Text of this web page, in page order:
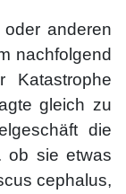
anderen
nachfolgend
Katastrophe
gleich zu
die
ob sie etwas
cephalus,